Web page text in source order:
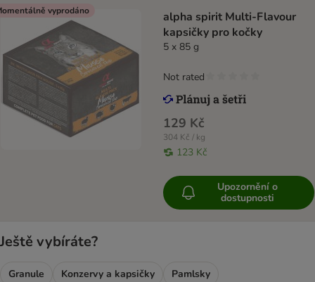
vyprodáno
alpha spirit Multi-Flavour
kapsičky pro kočky
5 x 85 g
129 Kč
304 Kč / kg
123 Kč
Not rated
Upozornění o
dostupnosti
Ještě vybíráte?
Granule Konzervy a kapsičky
Pamlsky